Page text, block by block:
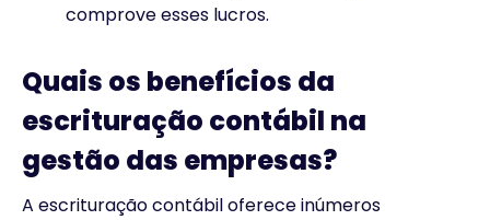
comprove esses lucros.
Quais os benefícios da
escrituração contábil na
gestão das empresas?
A escrituração contábil oferece inúmeros